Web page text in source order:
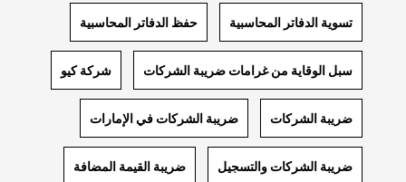
تسوية الدفاتر المحاسبية حفظ الدفاتر المحاسبية
سبل الوقاية من غرامات ضريبة الشركات شركة كيو
ضريبة الشركات ضريبة الشركات في الإمارات
ضريبة الشركات والتسجيل ضريبة القيمة المضافة